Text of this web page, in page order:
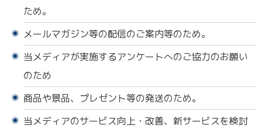
ため。
メールマガジン等の配信のご案内等のため。
当メディアが実施するアンケートへのご協力のお願い
のため
商品や景品、プレゼント等の発送のため。
当メディアのサービス向上・改善、新サービスを検討